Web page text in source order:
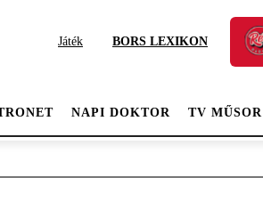
Játék BORS LEXIKON
NAPI DOKTOR TV MŰSOR